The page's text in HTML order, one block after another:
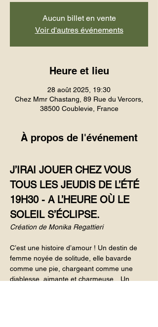
Aucun billet en vente
Voir d'autres événements
Heure et lieu
28 août 2025, 19:30
Chez Mmr Chastang, 89 Rue du Vercors,
38500 Coublevie, France
À propos de l'événement
J’IRAI JOUER CHEZ VOUS
TOUS LES JEUDIS DE L’ÉTÉ
19H30 - A L’HEURE OÙ LE
SOLEIL S’ÉCLIPSE.
Création de Monika Regattieri
C’est une histoire d’amour ! Un destin de
femme noyée de solitude, elle bavarde
comme une pie, chargeant comme une
diablesse, aimante et charmeuse…Un